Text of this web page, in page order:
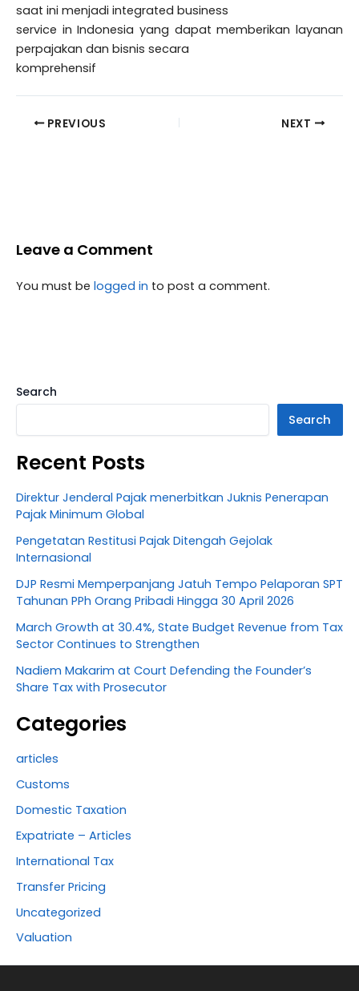
saat ini menjadi integrated business
service in Indonesia yang dapat memberikan layanan
perpajakan dan bisnis secara
komprehensif
PREVIOUS NEXT
Leave a Comment
You must be logged in to post a comment.
Search
Search
Recent Posts
Direktur Jenderal Pajak menerbitkan Juknis Penerapan
Pajak Minimum Global
Pengetatan Restitusi Pajak Ditengah Gejolak
Internasional
DJP Resmi Memperpanjang Jatuh Tempo Pelaporan SPT
Tahunan PPh Orang Pribadi Hingga 30 April 2026
March Growth at 30.4%, State Budget Revenue from Tax
Sector Continues to Strengthen
Nadiem Makarim at Court Defending the Founder’s
Share Tax with Prosecutor
Categories
articles
Customs
Domestic Taxation
Expatriate – Articles
International Tax
Transfer Pricing
Uncategorized
Valuation